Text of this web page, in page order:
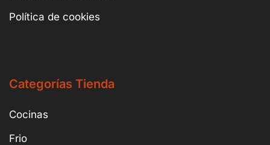
Política de cookies
Categorías Tienda
Cocinas
Frio